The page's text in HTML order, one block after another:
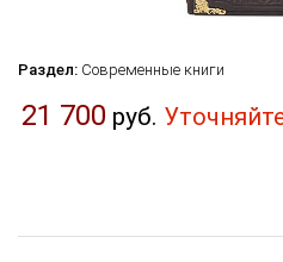
Раздел: Современные книги
21 700 руб.